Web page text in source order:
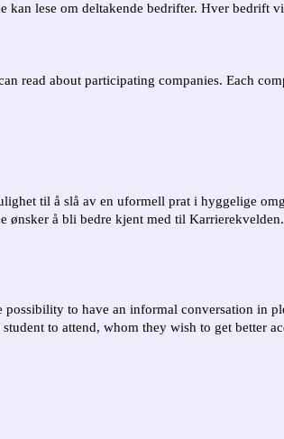
lese om deltakende bedrifter. Hver bedrift
read about participating companies. Each
til å slå av en uformell prat i hyggelige
ønsker å bli bedre kjent med til
to have an informal conversation in
to attend, whom they wish to get better